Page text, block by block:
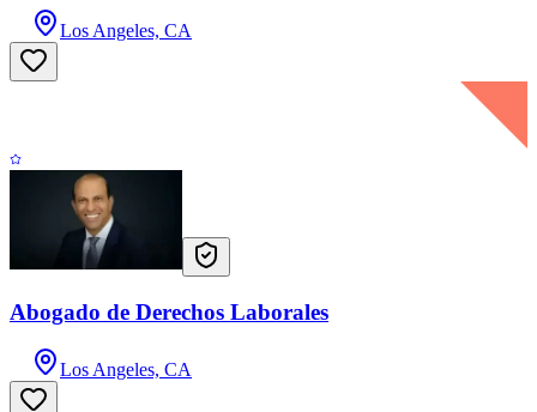
Los Angeles, CA
Abogado de Derechos Laborales
Los Angeles, CA